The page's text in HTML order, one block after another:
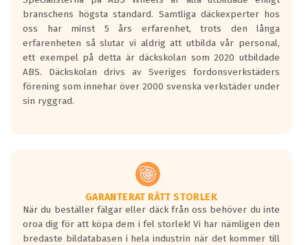
längsta.
Inga D eller G betyg delas ut för
personbilar och lätta lastbilar.
Betyget sätts efter ett test där däcken
skall bromsa in på en väg där det ligger
0.5-1.5 mm vatten.
I 80km/h kommer skillnaden på
Vid körning i över 50km/h brukar
rullmotståndets ljud överträffa
motorljudet.
På däckmärkningen kommer det finnas
en symbol av ett däck med vågar. Hög
branschens högsta standard. Samtliga däckexperter hos
oss har minst 5 års erfarenhet, trots den långa
erfarenheten så slutar vi aldrig att utbilda vår personal,
ett exempel på detta är däckskolan som 2020 utbildade
ABS. Däckskolan drivs av Sveriges fordonsverkstäders
förening som innehar över 2000 svenska verkstäder under
sin ryggrad.
GARANTERAT RÄTT STORLEK
När du beställer fälgar eller däck från oss behöver du inte
oroa dig för att köpa dem i fel storlek! Vi har nämligen den
bredaste bildatabasen i hela industrin när det kommer till